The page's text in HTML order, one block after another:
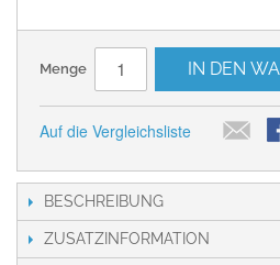
Menge IN DEN
Auf die Vergleichsliste
BESCHREIBUNG
ZUSATZINFORMATION